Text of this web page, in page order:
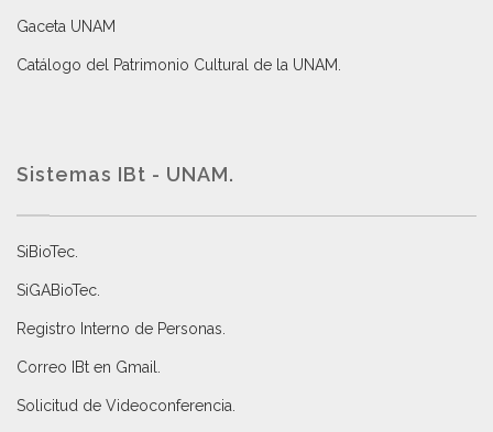
Gaceta UNAM
Catálogo del Patrimonio Cultural de la UNAM.
Sistemas IBt - UNAM.
SiBioTec
SiGABioTec.
Registro Interno de Personas
Correo IBt en Gmail
Solicitud de Videoconferencia.